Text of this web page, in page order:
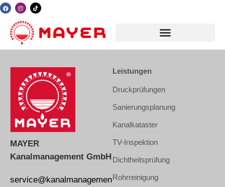
MAYER
Kanalmanagement GmbH
service@kanalmanagemen
Leistungen
Druckprüfungen
Sanierungsplanung
Kanalkataster
TV-Inspektion
Dichtheitsprüfung
Rohrreinigung